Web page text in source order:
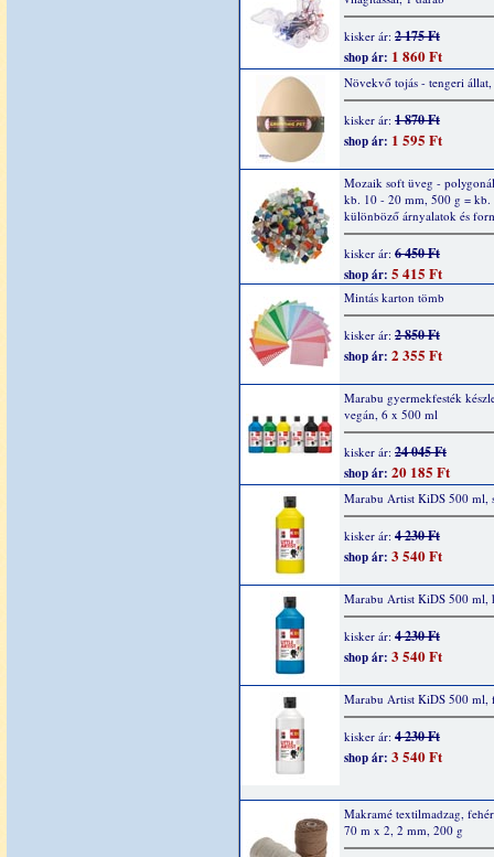
kisker ár: 2 175 Ft
shop ár: 1 860 Ft
Növekvő tojás - tengeri állat,
kisker ár: 1 870 Ft
shop ár: 1 595 Ft
Mozaik soft üveg -
kb. 10 - 20 mm, 500 g = kb.
különböző árnyalatok és
kisker ár: 6 450 Ft
shop ár: 5 415 Ft
Mintás karton tömb
kisker ár: 2 850 Ft
shop ár: 2 355 Ft
Marabu gyermekfesték
vegán, 6 x 500 ml
kisker ár: 24 045 Ft
shop ár: 20 185 Ft
Marabu Artist KiDS 500 ml,
kisker ár: 4 230 Ft
shop ár: 3 540 Ft
Marabu Artist KiDS 500 ml,
kisker ár: 4 230 Ft
shop ár: 3 540 Ft
Marabu Artist KiDS 500 ml,
kisker ár: 4 230 Ft
shop ár: 3 540 Ft
Makramé textilmadzag,
70 m x 2, 2 mm, 200 g